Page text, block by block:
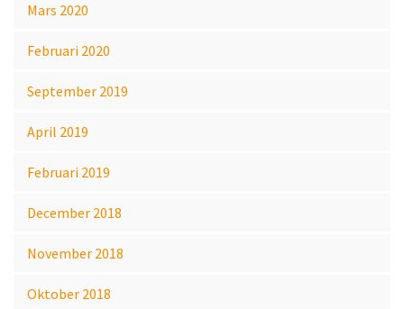
Mars 2020
Februari 2020
September 2019
April 2019
Februari 2019
December 2018
November 2018
Oktober 2018